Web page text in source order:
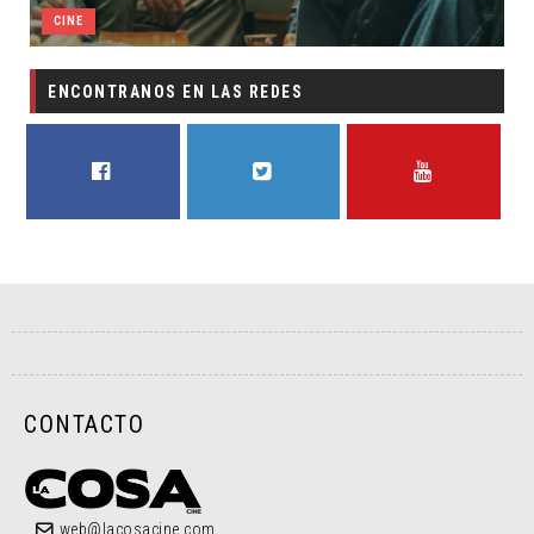
CINE
ENCONTRANOS EN LAS REDES
CONTACTO
web@lacosacine.com